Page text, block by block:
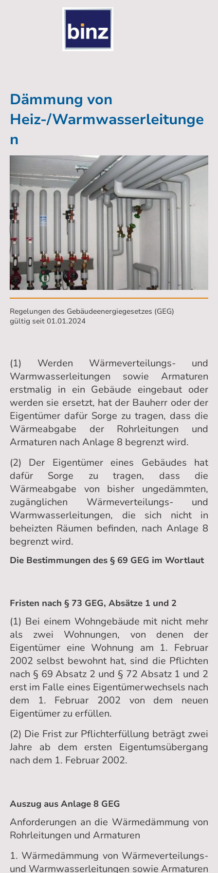
Dämmung von
Heiz-/Warmwasserleitunge
n
Regelungen des Gebäudeenergiegesetzes (GEG)
gültig seit 01.01.2024
(1) Werden Wärmeverteilungs- und
Warmwasserleitungen sowie Armaturen
erstmalig in ein Gebäude eingebaut oder
werden sie ersetzt, hat der Bauherr oder der
Eigentümer dafür Sorge zu tragen, dass die
Wärmeabgabe der Rohrleitungen und
Armaturen nach Anlage 8 begrenzt wird.
(2) Der Eigentümer eines Gebäudes hat
dafür Sorge zu tragen, dass die
Wärmeabgabe von bisher ungedämmten,
zugänglichen Wärmeverteilungs- und
Warmwasserleitungen, die sich nicht in
beheizten Räumen befinden, nach Anlage 8
begrenzt wird.
Die Bestimmungen des § 69 GEG im Wortlaut
Fristen nach § 73 GEG, Absätze 1 und 2
(1) Bei einem Wohngebäude mit nicht mehr
als zwei Wohnungen, von denen der
Eigentümer eine Wohnung am 1. Februar
2002 selbst bewohnt hat, sind die Pflichten
nach § 69 Absatz 2 und § 72 Absatz 1 und 2
erst im Falle eines Eigentümerwechsels nach
dem 1. Februar 2002 von dem neuen
Eigentümer zu erfüllen.
(2) Die Frist zur Pflichterfüllung beträgt zwei
Jahre ab dem ersten Eigentumsübergang
nach dem 1. Februar 2002.
Auszug aus Anlage 8 GEG
Anforderungen an die Wärmedämmung von
Rohrleitungen und Armaturen
1. Wärmedämmung von Wärmeverteilungs-
und Warmwasserleitungen sowie Armaturen